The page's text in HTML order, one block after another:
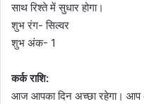
साथ रिश्ते में सुधार होगा।
शुभ रंग- सिल्वर
शुभ अंक- 1
कर्क राशि:
आज आपका दिन अच्छा रहेगा। आप